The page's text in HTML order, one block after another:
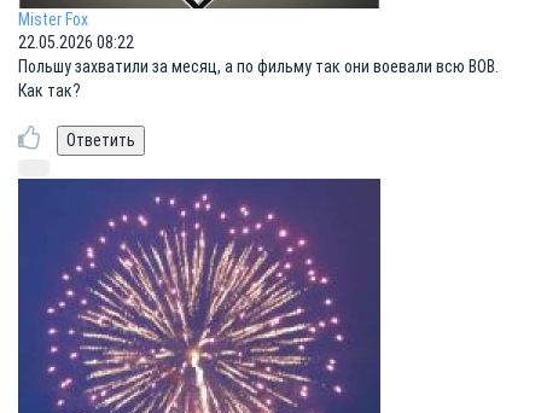
Mister Fox
22.05.2026 08:22
Польшу захватили за месяц, а по фильму так они воевали всю ВОВ.
Как так?